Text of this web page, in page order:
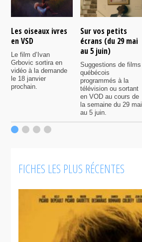
Les oiseaux ivres
en VSD
Le film d’Ivan
Grbovic sortira en
vidéo à la demande
le 18 janvier
prochain.
Sur vos petits
écrans (du 29 mai
au 5 juin)
Suggestions de films
québécois
programmés à la
télévision ou sortant
en VOD au cours de
la semaine du 29 mai
au 5 juin.
FICHES LES PLUS RÉCENTES